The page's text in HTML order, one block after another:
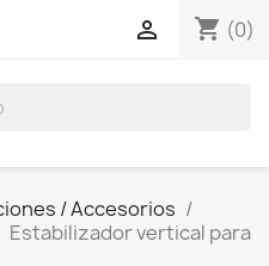
shopping_cart (0)

/ Accesorios
Estabilizador vertical para